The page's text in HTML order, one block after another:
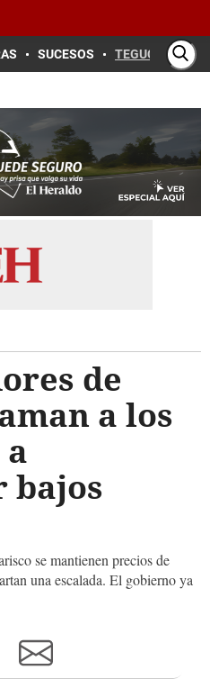
SUCESOS TEGUCIGALPA
de
a los
bajos
se mantienen precios de
una escalada. El gobierno ya